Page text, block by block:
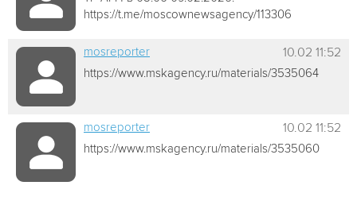
https://t.me/moscownewsagency/113306
mosreporter 10.02 11:52
https://www.mskagency.ru/materials/3535064
mosreporter 10.02 11:52
https://www.mskagency.ru/materials/3535060